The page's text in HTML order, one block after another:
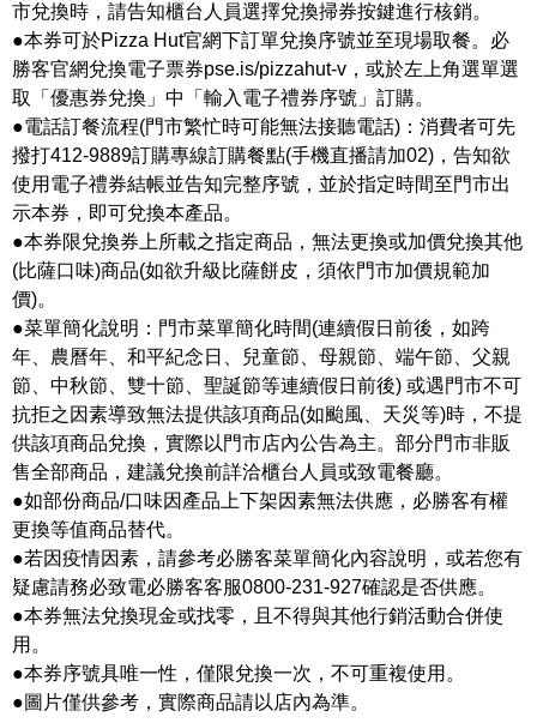
市兌換時，請告知櫃台人員選擇兌換掃券按鍵進行核銷。
●本券可於Pizza Hut官網下訂單兌換序號並至現場取餐。必
勝客官網兌換電子票券pse.is/pizzahut-v，或於左上角選單選
取「優惠券兌換」中「輸入電子禮券序號」訂購。
●電話訂餐流程(門市繁忙時可能無法接聽電話)：消費者可先
撥打412-9889訂購專線訂購餐點(手機直播請加02)，告知欲
使用電子禮券結帳並告知完整序號，並於指定時間至門市出
示本券，即可兌換本產品。
●本券限兌換券上所載之指定商品，無法更換或加價兌換其他
(比薩口味)商品(如欲升級比薩餅皮，須依門市加價規範加
價)。
●菜單簡化說明：門市菜單簡化時間(連續假日前後，如跨
年、農曆年、和平紀念日、兒童節、母親節、端午節、父親
節、中秋節、雙十節、聖誕節等連續假日前後) 或遇門市不可
抗拒之因素導致無法提供該項商品(如颱風、天災等)時，不提
供該項商品兌換，實際以門市店內公告為主。部分門市非販
售全部商品，建議兌換前詳洽櫃台人員或致電餐廳。
●如部份商品/口味因產品上下架因素無法供應，必勝客有權
更換等值商品替代。
●若因疫情因素，請參考必勝客菜單簡化內容說明，或若您有
疑慮請務必致電必勝客客服0800-231-927確認是否供應。
●本券無法兌換現金或找零，且不得與其他行銷活動合併使
用。
●本券序號具唯一性，僅限兌換一次，不可重複使用。
●圖片僅供參考，實際商品請以店內為準。